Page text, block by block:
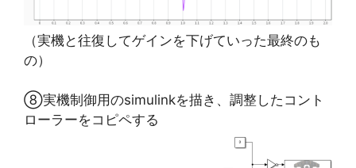
（実機と往復してゲインを下げていった最終のも
の）
⑧実機制御用のsimulinkを描き、調整したコント
ローラーをコピペする